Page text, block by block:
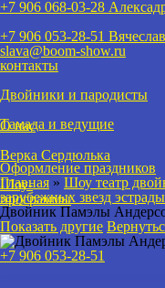
+7 906 068-03-28
+7 906 053-28-51 Вячеслав
slava@boom-show.ru
контакты
О нас
Двойники и пародисты
Верка Сердюлька
Тамада и ведущие
Шоу-
программы
Оформление праздников
Главная » Шоу театр
зарубежных звезд
Двойник Памэлы
Показать другие
+7 906 053-28-51